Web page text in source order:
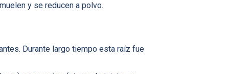
y se reducen a polvo.
Durante largo tiempo esta raíz fue